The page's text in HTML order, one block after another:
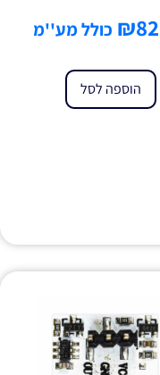
₪ כולל מע''מ
הוספה לסל